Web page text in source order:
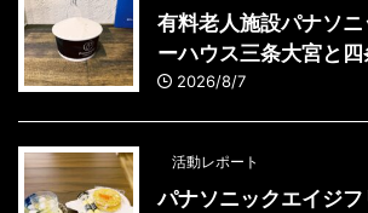
有料老人施設パナソ
ーハウス三条大宮と
2026/8/7
活動レポート
パナソニックエイジ